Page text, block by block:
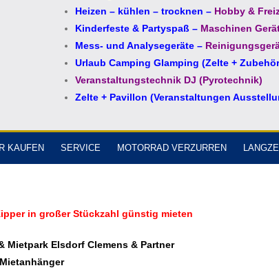
Heizen – kühlen – trocknen – Hobby &
Kinderfeste & Partyspaß – Maschinen
Mess- und Analysegeräte –
Urlaub Camping Glamping (Zelte +
Veranstaltungstechnik DJ (Pyrotechnik)
Zelte + Pavillon (Veranstaltungen
KAUFEN SERVICE MOTORRAD VERZURREN
in großer Stückzahl günstig mieten
Mietpark Elsdorf Clemens & Partner